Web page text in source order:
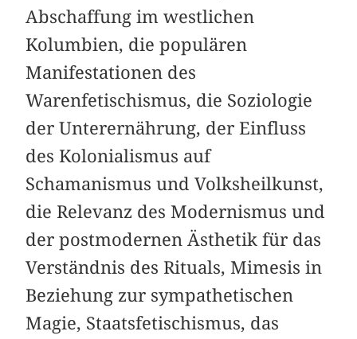
Abschaffung im westlichen
Kolumbien, die populären
Manifestationen des
Warenfetischismus, die Soziologie
der Unterernährung, der Einfluss
des Kolonialismus auf
Schamanismus und Volksheilkunst,
die Relevanz des Modernismus und
der postmodernen Ästhetik für das
Verständnis des Rituals, Mimesis in
Beziehung zur sympathetischen
Magie, Staatsfetischismus, das